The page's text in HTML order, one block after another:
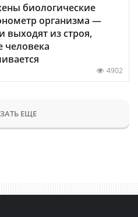
биологические
организма —
выходят из строя,
человека
4902
ЕЩЕ